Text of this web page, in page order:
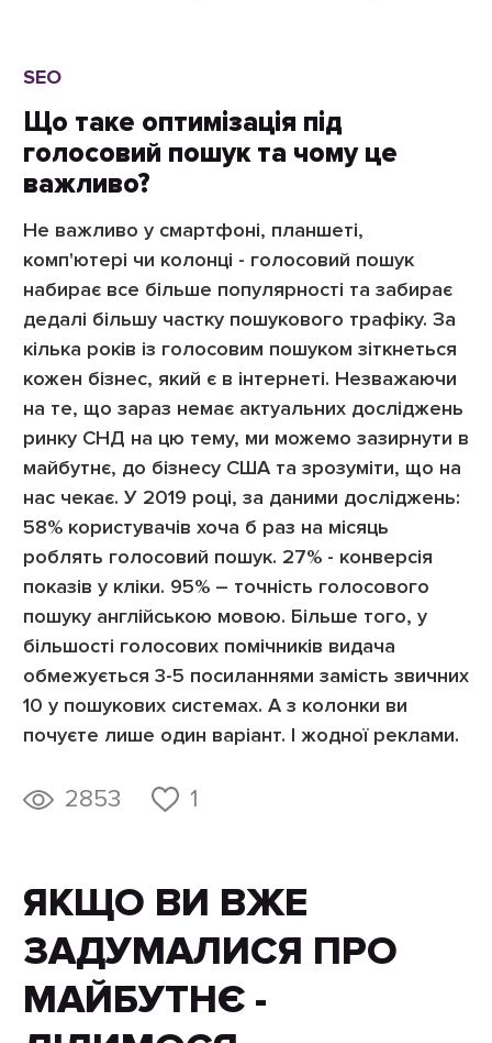
SEO
Що таке оптимізація під
голосовий пошук та чому це
важливо?
Не важливо у смартфоні, планшеті,
комп'ютері чи колонці - голосовий пошук
набирає все більше популярності та забирає
дедалі більшу частку пошукового трафіку. За
кілька років із голосовим пошуком зіткнеться
кожен бізнес, який є в інтернеті. Незважаючи
на те, що зараз немає актуальних досліджень
ринку СНД на цю тему, ми можемо зазирнути в
майбутнє, до бізнесу США та зрозуміти, що на
нас чекає. У 2019 році, за даними досліджень:
58% користувачів хоча б раз на місяць
роблять голосовий пошук. 27% - конверсія
показів у кліки. 95% – точність голосового
пошуку англійською мовою. Більше того, у
більшості голосових помічників видача
обмежується 3-5 посиланнями замість звичних
10 у пошукових системах. А з колонки ви
почуєте лише один варіант. І жодної реклами.
2853 1
ЯКЩО ВИ ВЖЕ
ЗАДУМАЛИСЯ ПРО
МАЙБУТНЄ -